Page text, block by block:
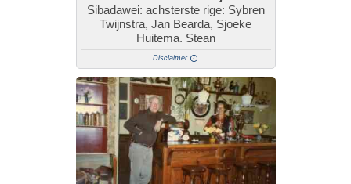
Sibadawei: achsterste rige: Sybren
Twijnstra, Jan Bearda, Sjoeke
Huitema. Stean
Disclaimer